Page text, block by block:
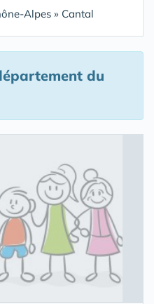
Alpes » Cantal
du